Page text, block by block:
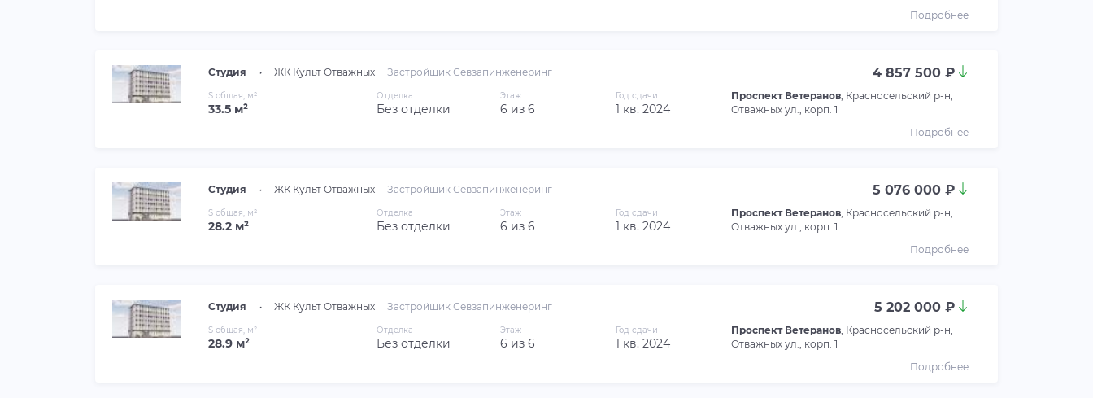
Подробнее
Студия • ЖК Культ Отважных Застройщик Севзапинженеринг 4 857 500 ₽
S общая, м²
33.5 м²
Отделка
Без отделки
Этаж
6 из 6
Год сдачи
1 кв. 2024
Проспект Ветеранов, Красносельский р-н,
Отважных ул., корп. 1
Подробнее
Студия • ЖК Культ Отважных Застройщик Севзапинженеринг 5 076 000 ₽
S общая, м²
28.2 м²
Отделка
Без отделки
Этаж
6 из 6
Год сдачи
1 кв. 2024
Проспект Ветеранов, Красносельский р-н,
Отважных ул., корп. 1
Подробнее
Студия • ЖК Культ Отважных Застройщик Севзапинженеринг 5 202 000 ₽
S общая, м²
28.9 м²
Отделка
Без отделки
Этаж
6 из 6
Год сдачи
1 кв. 2024
Проспект Ветеранов, Красносельский р-н,
Отважных ул., корп. 1
Подробнее